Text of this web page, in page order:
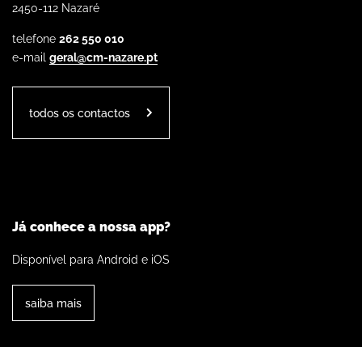
2450-112 Nazaré
telefone 262 550 010
e-mail geral@cm-nazare.pt
todos os contactos
Já conhece a nossa app?
Disponível para Android e iOS
saiba mais